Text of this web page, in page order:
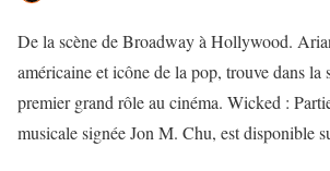
De la scène de Broadway à Hollywood.
américaine et icône de la pop, trouve dans la
premier grand rôle au cinéma. Wicked :
musicale signée Jon M. Chu, est disponible